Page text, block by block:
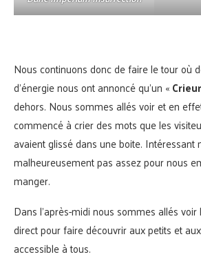
Nous continuons donc de faire le tour où
d’énergie nous ont annoncé qu’un «Crieur
dehors. Nous sommes allés voir et en
commencé à crier des mots que les
avaient glissé dans une boite. Intéressant
malheureusement pas assez pour nous
manger.
Dans l’après-midi nous sommes allés
direct pour faire découvrir aux petits et
accessible à tous.